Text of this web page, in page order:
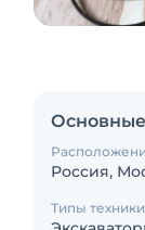
Основные
Россия,
Типы техники